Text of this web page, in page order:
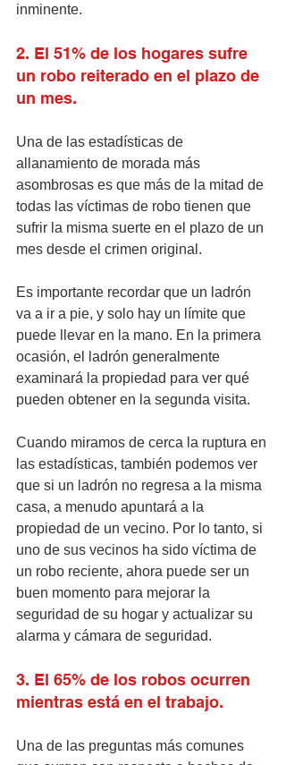
inminente.
2. El 51% de los hogares sufre
un robo reiterado en el plazo de
un mes.
Una de las estadísticas de
allanamiento de morada más
asombrosas es que más de la mitad de
todas las víctimas de robo tienen que
sufrir la misma suerte en el plazo de un
mes desde el crimen original.
Es importante recordar que un ladrón
va a ir a pie, y solo hay un límite que
puede llevar en la mano. En la primera
ocasión, el ladrón generalmente
examinará la propiedad para ver qué
pueden obtener en la segunda visita.
Cuando miramos de cerca la ruptura en
las estadísticas, también podemos ver
que si un ladrón no regresa a la misma
casa, a menudo apuntará a la
propiedad de un vecino. Por lo tanto, si
uno de sus vecinos ha sido víctima de
un robo reciente, ahora puede ser un
buen momento para mejorar la
seguridad de su hogar y actualizar su
alarma y cámara de seguridad.
3. El 65% de los robos ocurren
mientras está en el trabajo.
Una de las preguntas más comunes